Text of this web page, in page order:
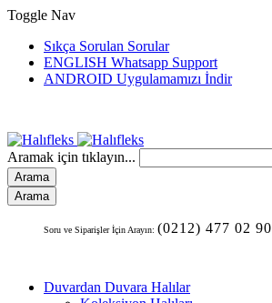
Toggle Nav
Sıkça Sorulan Sorular
ENGLISH Whatsapp Support
ANDROID Uygulamamızı İndir
Aramak için tıklayın...
Arama
Arama
Soru ve Siparişler İçin Arayın: (0212) 477 02 90
Duvardan Duvara Halılar